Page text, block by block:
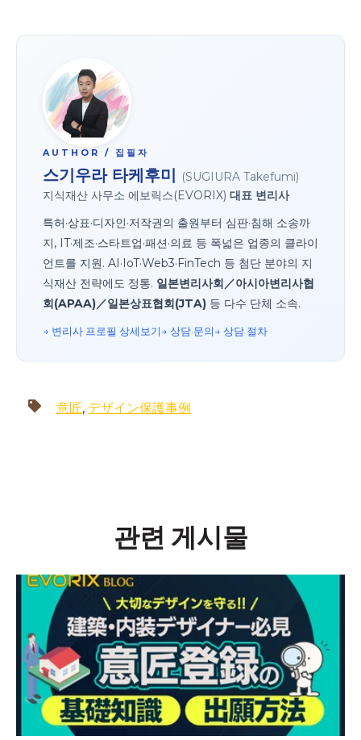
AUTHOR / 집필자
스기우라 타케후미 (SUGIURA Takefumi)
지식재산 사무소 에보릭스(EVORIX) 대표 변리사
특허·상표·디자인·저작권의 출원부터 심판·침해 소송까
지, IT·제조·스타트업·패션·의료 등 폭넓은 업종의 클라이
언트를 지원. AI·IoT·Web3·FinTech 등 첨단 분야의 지
식재산 전략에도 정통. 일본변리사회／아시아변리사협
회(APAA)／일본상표협회(JTA) 등 다수 단체 소속.
→ 변리사 프로필 상세 보기→ 상담·문의→ 상담 절차
意匠, デザイン保護事例
관련 게시물